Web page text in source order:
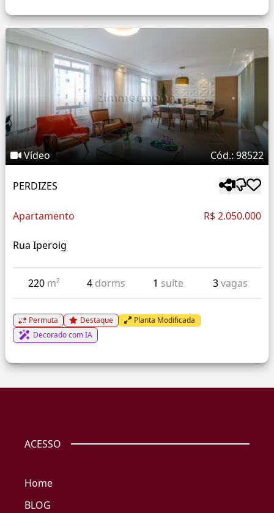
Vídeo Cód.: 98522
PERDIZES
Apartamento R$ 2.050.000
Rua Iperoig
220 m² 4 dorms 1 suíte 3vagas
Permuta Destaque
Planta Modificada
Decorado com IA
ACESSO
Home
BLOG